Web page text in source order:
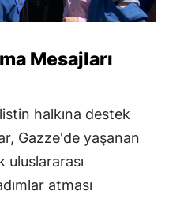
Mesajları
halkına destek
Gazze'de yaşanan
atması